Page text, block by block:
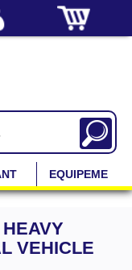
EQUIPEMENT
VEHICLE